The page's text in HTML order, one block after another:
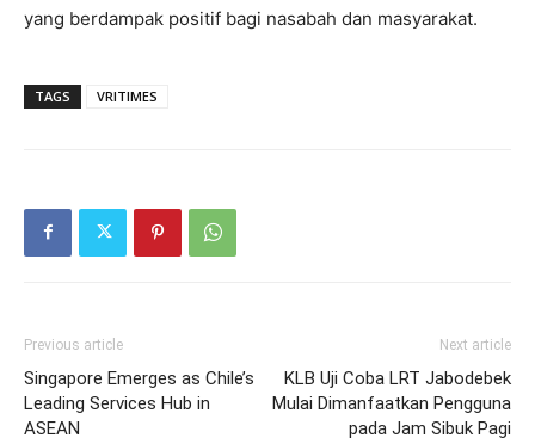
yang berdampak positif bagi nasabah dan masyarakat.
TAGS VRITIMES
Previous article
Singapore Emerges as Chile’s
Leading Services Hub in
ASEAN
Next article
KLB Uji Coba LRT Jabodebek
Mulai Dimanfaatkan Pengguna
pada Jam Sibuk Pagi